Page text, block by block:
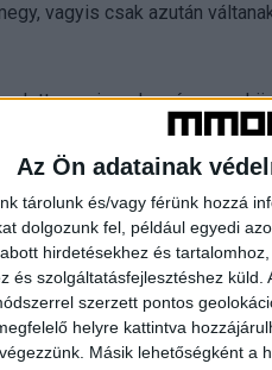
Az Ön adatainak
tárolunk és/vagy férünk hozzá
dolgozunk fel, például egyedi
hirdetésekhez és
és szolgáltatásfejlesztéshez küld.
szerzett pontos
helyre kattintva
Másik lehetőségként a
vagyis csak azután
zenei rendezvényen, a
kik lépnek fel rajta. Emellett a
többen kifejtették a nyitott
magukat.
a fiataloktól, hogy
volt, majd Dzsúdló,
az utóbbi időkben tettek
magyar top fellépők listáját,
hogy a 6 kiemelt fellépő